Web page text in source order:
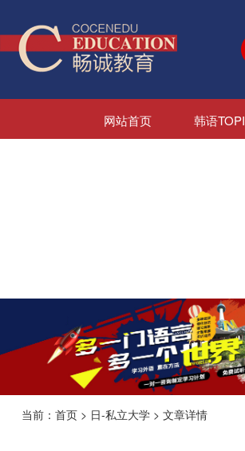
网站首页 韩语
当前：首页 > 日-私立大学 > 文章详情